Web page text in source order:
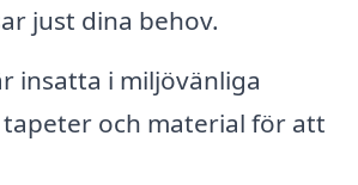
just dina behov.
insatta i miljövänliga
och material för att